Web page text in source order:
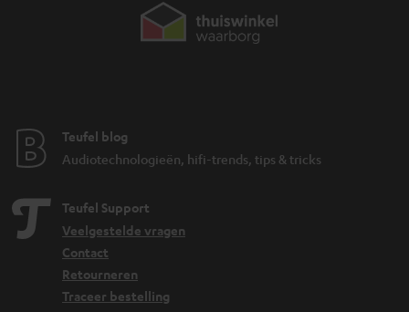
Teufel blog
Audiotechnologieën, hifi-trends, tips & tricks
Teufel Support
Veelgestelde vragen
Contact
Retourneren
Traceer bestelling